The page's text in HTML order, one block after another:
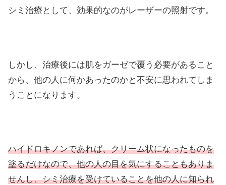
シミ治療として、効果的なのがレーザーの照射です。
しかし、治療後には肌をガーゼで覆う必要があること
から、他の人に何かあったのかと不安に思われてしま
うことになります。
ハイドロキノンであれば、クリーム状になったものを
塗るだけなので、他の人の目を気にすることもありま
せんし、シミ治療を受けていることを他の人に知られ